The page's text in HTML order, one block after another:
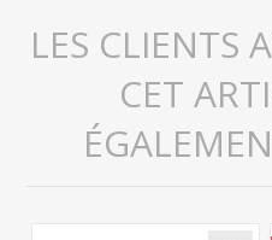
LES CLIENTS
CET